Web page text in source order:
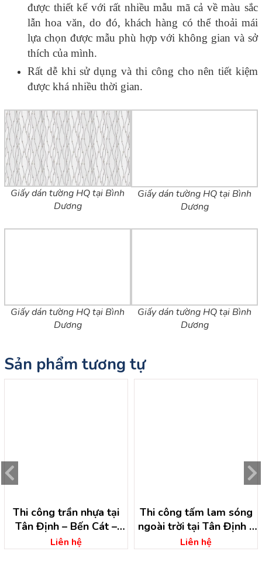
được thiết kế với rất nhiều mẫu mã cả về màu sắc
lẫn hoa văn, do đó, khách hàng có thể thoải mái
lựa chọn được mẫu phù hợp với không gian và sở
thích của mình.
Rất dễ khi sử dụng và thi công cho nên tiết kiệm
được khá nhiều thời gian.
Giấy dán tường HQ tại Bình
Dương
Giấy dán tường HQ tại Bình
Dương
Giấy dán tường HQ tại Bình
Dương
Giấy dán tường HQ tại Bình
Dương
Sản phẩm tương tự
Thi công trần nhựa tại
Tân Định – Bến Cát –
Bình Dương
Liên hệ
Thi công tấm lam sóng
ngoài trời tại Tân Định –
Bến Cát – Bình Dương
Liên hệ